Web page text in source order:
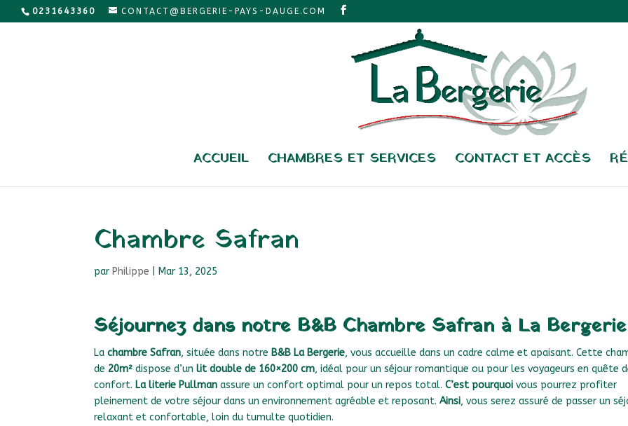
0231643360 CONTACT@BERGERIE-PAYS-DAUGE.COM
ACCUEIL CHAMBRES ET SERVICES CONTACT ET ACCÈS
Chambre Safran
par Philippe Mar 13, 2025
Séjournez dans notre B&B Chambre Safran à La Bergerie
Lachambre Safran, située dans notre B&B La Bergerie, vous accueille dans un cadre calme et apaisant. Cette
de 20m² dispose d’unlit double de 160×200 cm, idéal pour un séjour romantique ou pour les voyageurs en quête
confort. La literie Pullman assure un confort optimal pour un repos total.C’est pourquoi vous pourrez profiter
pleinement de votre séjour dans un environnement agréable et reposant.Ainsi, vous serez assuré de passer un
relaxant et confortable, loin du tumulte quotidien.